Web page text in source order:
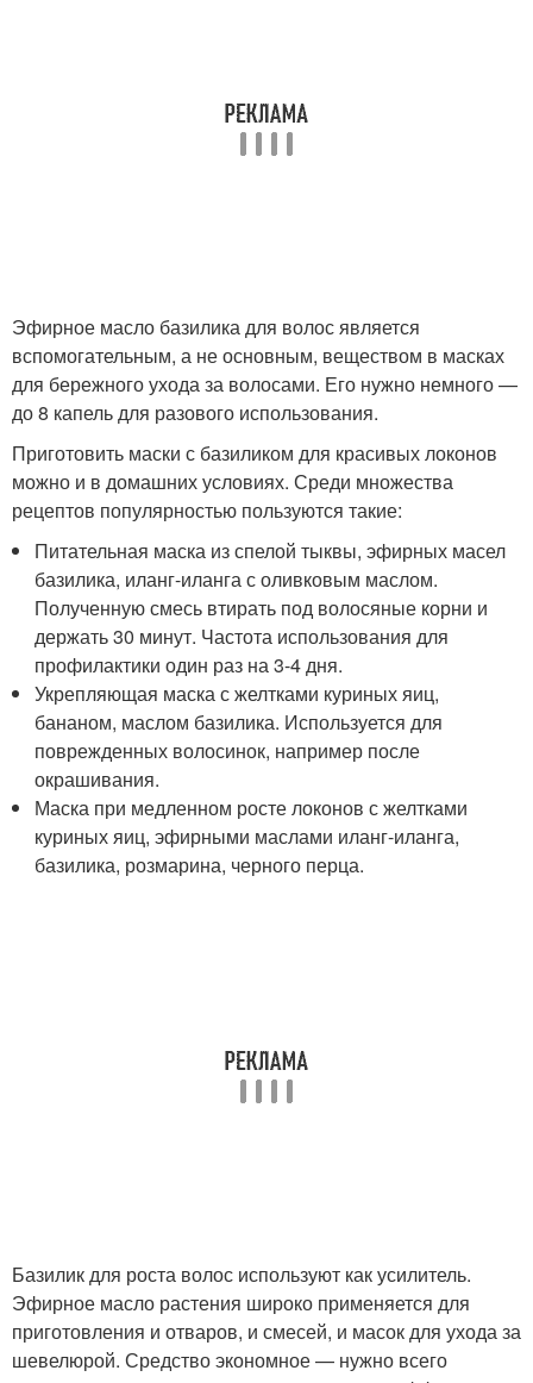
Эфирное масло базилика для волос является
вспомогательным, а не основным, веществом в масках
для бережного ухода за волосами. Его нужно немного —
до 8 капель для разового использования.
Приготовить маски с базиликом для красивых локонов
можно и в домашних условиях. Среди множества
рецептов популярностью пользуются такие:
Питательная маска из спелой тыквы, эфирных масел
базилика, иланг-иланга с оливковым маслом.
Полученную смесь втирать под волосяные корни и
держать 30 минут. Частота использования для
профилактики один раз на 3-4 дня.
Укрепляющая маска с желтками куриных яиц,
бананом, маслом базилика. Используется для
поврежденных волосинок, например после
окрашивания.
Маска при медленном росте локонов с желтками
куриных яиц, эфирными маслами иланг-иланга,
базилика, розмарина, черного перца.
Базилик для роста волос используют как усилитель.
Эфирное масло растения широко применяется для
приготовления и отваров, и смесей, и масок для ухода за
шевелюрой. Средство экономное — нужно всего